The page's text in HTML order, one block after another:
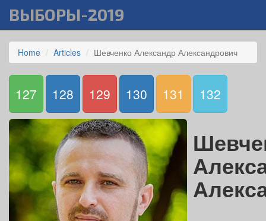
ВЫБОРЫ-2019
Home Articles Шевченко Александр Александрович
127 128 129 130 131 132